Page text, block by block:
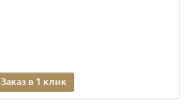
Заказ в 1 клик